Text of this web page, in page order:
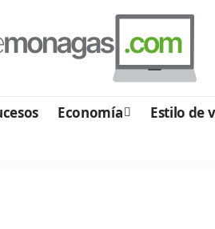
Economía Estilo de